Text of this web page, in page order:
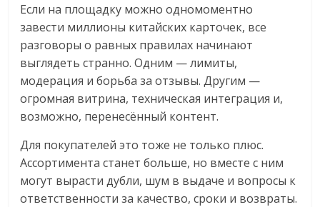
Если на площадку можно одномоментно
завести миллионы китайских карточек, все
разговоры о равных правилах начинают
выглядеть странно. Одним — лимиты,
модерация и борьба за отзывы. Другим —
огромная витрина, техническая интеграция и,
возможно, перенесённый контент.
Для покупателей это тоже не только плюс.
Ассортимента станет больше, но вместе с ним
могут вырасти дубли, шум в выдаче и вопросы к
ответственности за качество, сроки и возвраты.